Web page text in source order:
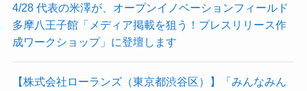
4/28 代表の米澤が、オープンイノベーションフィールド
多摩八王子館「メディア掲載を狙う！プレスリリース作
成ワークショップ」に登壇します
【株式会社ローランズ（東京都渋谷区）】「みんなみん